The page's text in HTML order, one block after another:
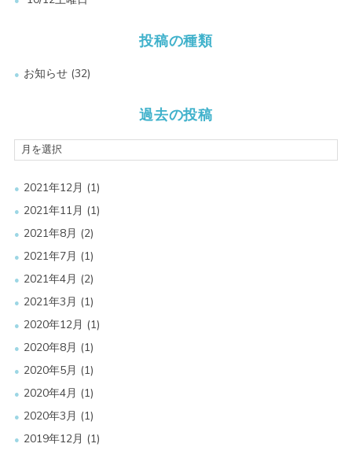
投稿の種類
お知らせ (32)
過去の投稿
2021年12月 (1)
2021年11月 (1)
2021年8月 (2)
2021年7月 (1)
2021年4月 (2)
2021年3月 (1)
2020年12月 (1)
2020年8月 (1)
2020年5月 (1)
2020年4月 (1)
2020年3月 (1)
2019年12月 (1)